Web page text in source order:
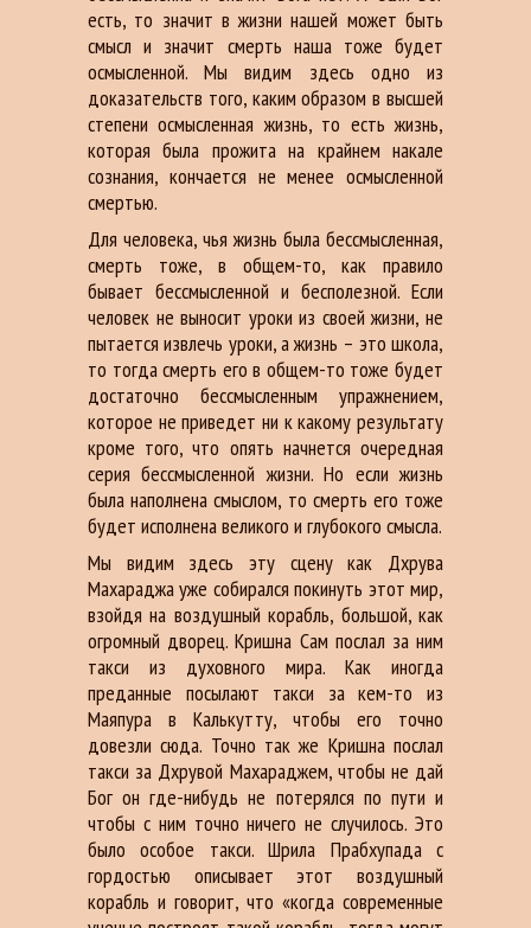
есть, то значит в жизни нашей может быть
смысл и значит смерть наша тоже будет
осмысленной. Мы видим здесь одно из
доказательств того, каким образом в высшей
степени осмысленная жизнь, то есть жизнь,
которая была прожита на крайнем накале
сознания, кончается не менее осмысленной
смертью.
Для человека, чья жизнь была бессмысленная,
смерть тоже, в общем-то, как правило
бывает бессмысленной и бесполезной. Если
человек не выносит уроки из своей жизни, не
пытается извлечь уроки, а жизнь – это школа,
то тогда смерть его в общем-то тоже будет
достаточно бессмысленным упражнением,
которое не приведет ни к какому результату
кроме того, что опять начнется очередная
серия бессмысленной жизни. Но если жизнь
была наполнена смыслом, то смерть его тоже
будет исполнена великого и глубокого смысла.
Мы видим здесь эту сцену как Дхрува
Махараджа уже собирался покинуть этот мир,
взойдя на воздушный корабль, большой, как
огромный дворец. Кришна Сам послал за ним
такси из духовного мира. Как иногда
преданные посылают такси за кем-то из
Маяпура в Калькутту, чтобы его точно
довезли сюда. Точно так же Кришна послал
такси за Дхрувой Махараджем, чтобы не дай
Бог он где-нибудь не потерялся по пути и
чтобы с ним точно ничего не случилось. Это
было особое такси. Шрила Прабхупада с
гордостью описывает этот воздушный
корабль и говорит, что «когда современные